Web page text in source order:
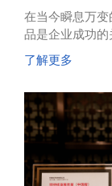
在当今瞬息万
品是企业成功的
中心(MCC)，
双引擎技术平
了解更多